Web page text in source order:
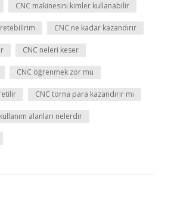
CNC makinesini kimler kullanabilir
CNC ne kadar kazandırır
CNC neleri keser
CNC öğrenmek zor mu
CNC torna para kazandırır mı
alanları nelerdir